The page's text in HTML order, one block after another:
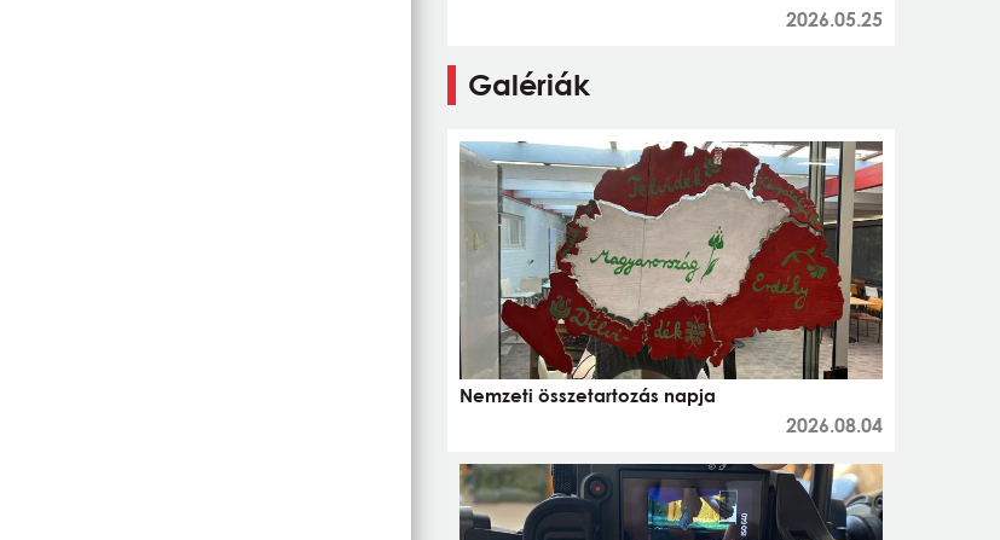
2026.05.25
Galériák
Nemzeti összetartozás napja
2026.08.04